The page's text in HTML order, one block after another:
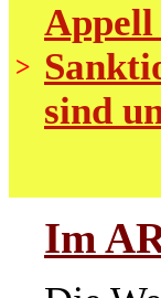
>
sind
Im